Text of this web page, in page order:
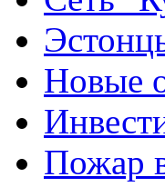
Новые
Пожар